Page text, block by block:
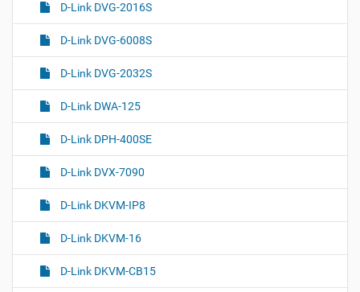
D-Link DVG-2016S
D-Link DVG-6008S
D-Link DVG-2032S
D-Link DWA-125
D-Link DPH-400SE
D-Link DVX-7090
D-Link DKVM-IP8
D-Link DKVM-16
D-Link DKVM-CB15